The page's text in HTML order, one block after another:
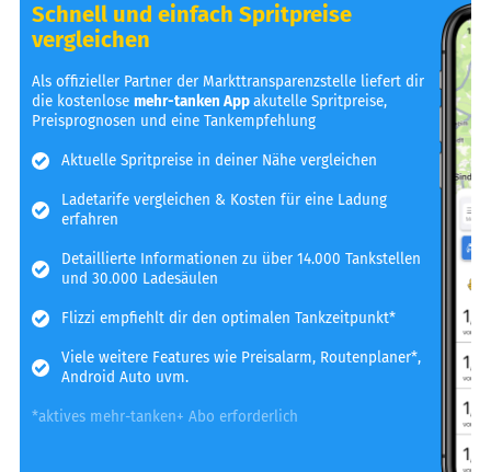
Schnell und einfach Spritpreise
vergleichen
Als offizieller Partner der Markttransparenzstelle liefert dir
die kostenlosemehr-tanken Appakutelle Spritpreise,
Preisprognosen und eine Tankempfehlung
Aktuelle Spritpreise in deiner Nähe vergleichen
Ladetarife vergleichen & Kosten für eine Ladung
erfahren
Detaillierte Informationen zu über 14.000 Tankstellen
und 30.000 Ladesäulen
Flizzi empfiehlt dir den optimalen Tankzeitpunkt*
Viele weitere Features wie Preisalarm, Routenplaner*,
Android Auto uvm.
*aktives mehr-tanken+ Abo erforderlich